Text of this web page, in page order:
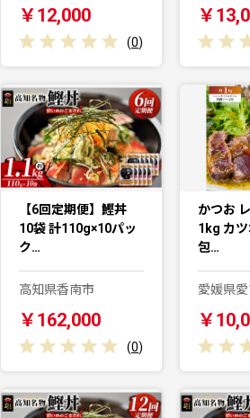
￥12,000
(0)
￥
【6回定期便】鰹丼
10袋 計110g×10パッ
ク…
高知県香南市
￥162,000
(0)
かつお
1kg カツ
包…
愛媛県
￥